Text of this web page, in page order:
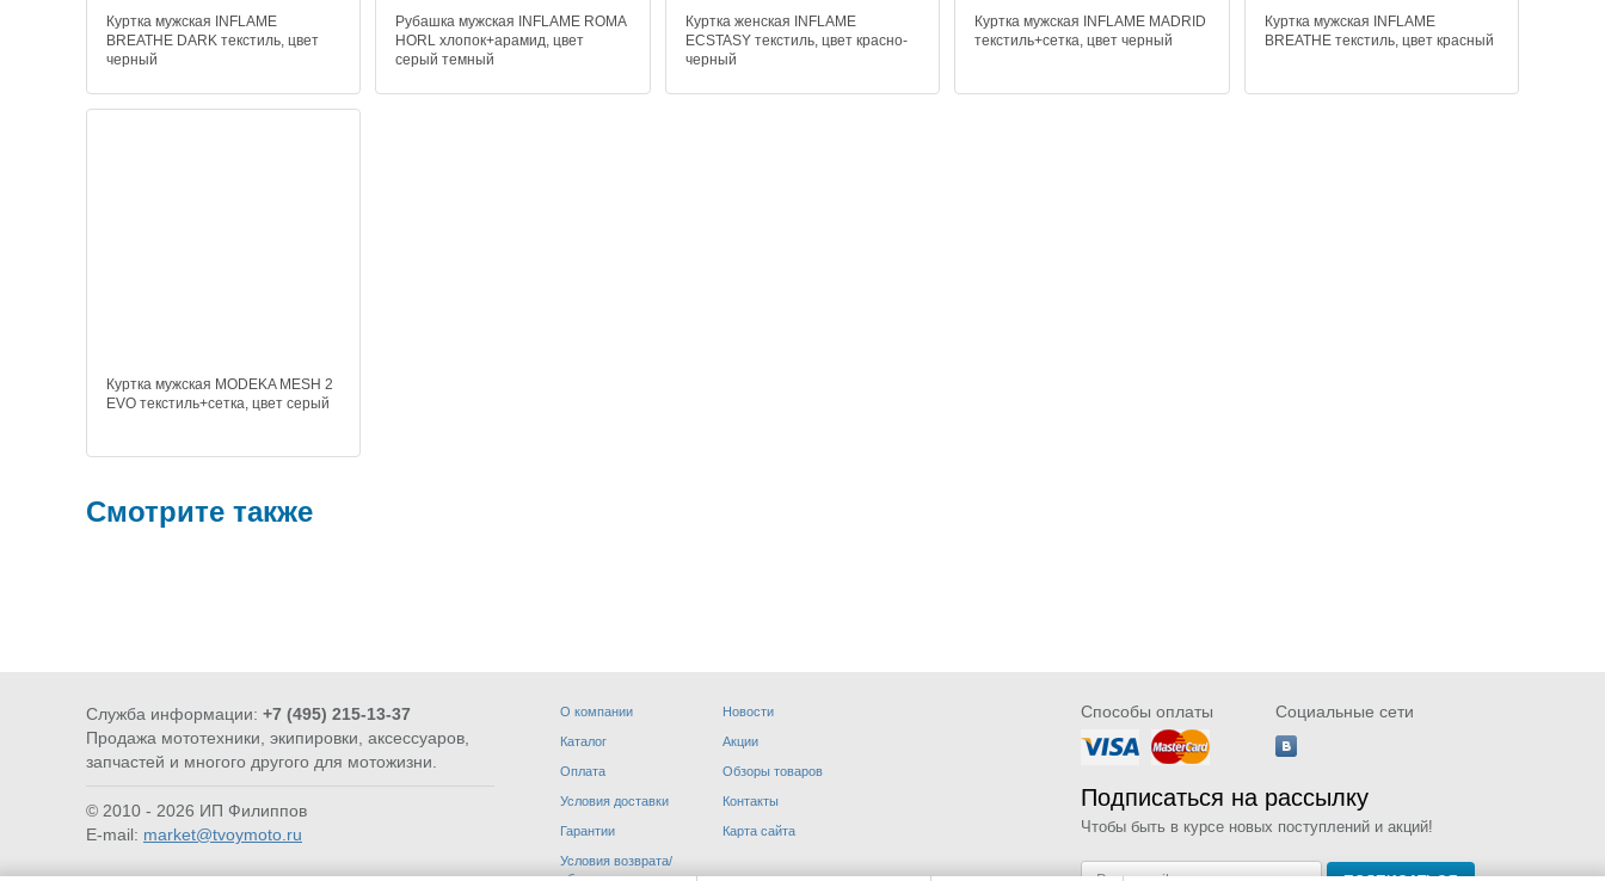
Куртка мужская INFLAME
BREATHE DARK текстиль, цвет
черный
Рубашка мужская INFLAME ROMA
HORL хлопок+арамид, цвет
серый темный
Куртка женская INFLAME
ECSTASY текстиль, цвет красно-
черный
Куртка мужская INFLAME MADRID
текстиль+сетка, цвет черный
Куртка мужская INFLAME
BREATHE текстиль, цвет красный
Куртка мужская MODEKA MESH 2
EVO текстиль+сетка, цвет серый
Смотрите также
ИНСТРУМЕНТ ВОДОМОТОРИКА
Служба информации: +7 (495) 215-13-37
Продажа мототехники, экипировки, аксессуаров,
запчастей и многого другого для мотожизни.
© 2010 - 2026 ИП Филиппов
E-mail: market@tvoymoto.ru
О компании
Каталог
Оплата
Условия доставки
Гарантии
Условия возврата/
Новости
Акции
Обзоры товаров
Контакты
Карта сайта
Способы оплаты Социальные сети
Подписаться на рассылку
Чтобы быть в курсе новых поступлений и акций!